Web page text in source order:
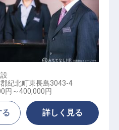
支配人（宿泊部門）
紀北町東長島3043-4
円～400,000円
詳しく見る